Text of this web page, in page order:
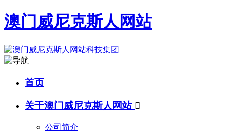
澳门威尼克斯人网站
首页
关于澳门威尼克斯人网站 
公司简介